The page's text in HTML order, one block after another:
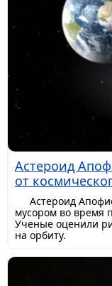
Астероид
от
Астероид
мусором во время
Ученые оценили
на орбиту.